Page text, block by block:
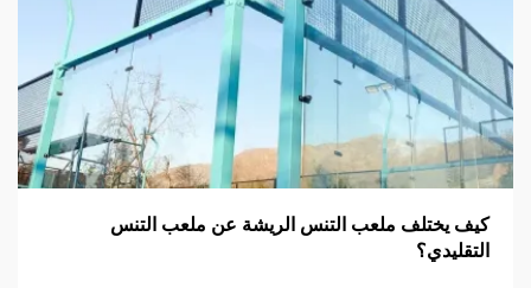
كيف يختلف ملعب التنس الريشة عن ملعب التنس
التقليدي؟